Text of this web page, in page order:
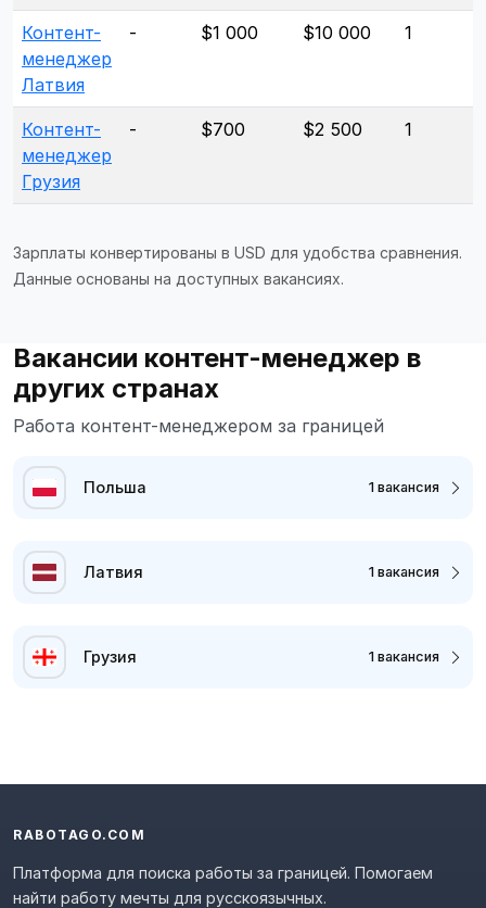
Контент-
менеджер
Латвия
- $1 000 $10 000 1
Контент-
менеджер
Грузия
- $700 $2 500 1
Зарплаты конвертированы в USD для удобства сравнения.
Данные основаны на доступных вакансиях.
Вакансии контент-менеджер в
других странах
Работа контент-менеджером за границей
Польша 1 вакансия
Латвия 1 вакансия
Грузия 1 вакансия
RABOTAGO.COM
Платформа для поиска работы за границей. Помогаем
найти работу мечты для русскоязычных.